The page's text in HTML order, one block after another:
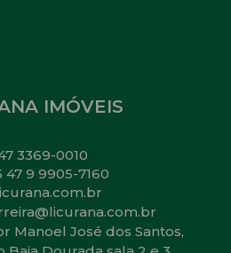
IMÓVEIS
3369-0010
47 9 9905-7160
Manoel José dos Santos,